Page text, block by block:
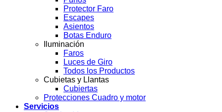
Protector Faro
Escapes
Asientos
Botas Enduro
Iluminación
Faros
Luces de Giro
Todos los Productos
Cubietas y Llantas
Cubiertas
Protecciones Cuadro y motor
Servicios